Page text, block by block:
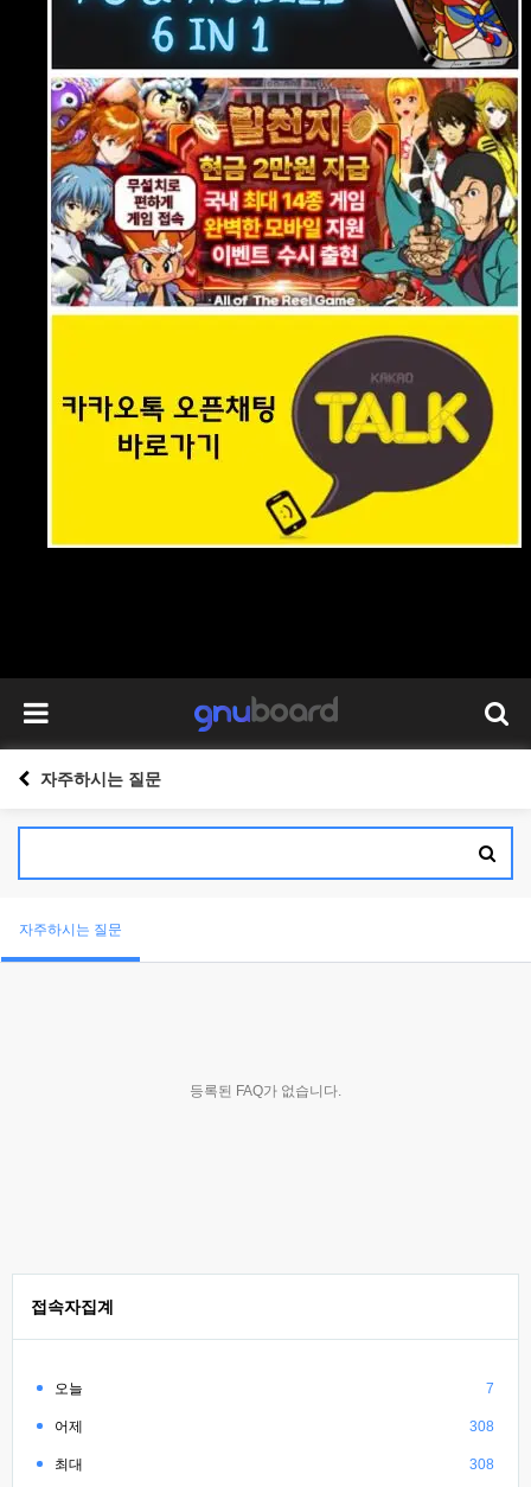
자주하시는 질문
자주하시는 질문
등록된 FAQ가 없습니다.
접속자집계
오늘 7
어제 308
최대 308